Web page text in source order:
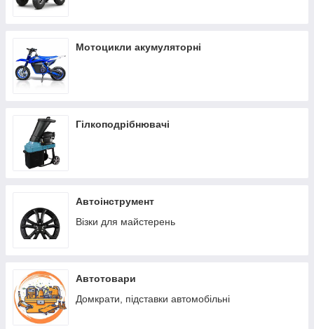
Мотоцикли акумуляторні
Гілкоподрібнювачі
Автоінструмент
Візки для майстерень
Автотовари
Домкрати, підставки автомобільні